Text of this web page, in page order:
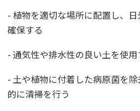
- 植物を適切な場所に配置し、
確保する
- 通気性や排水性の良い土を使用
- 土や植物に付着した病原菌を
的に清掃を行う